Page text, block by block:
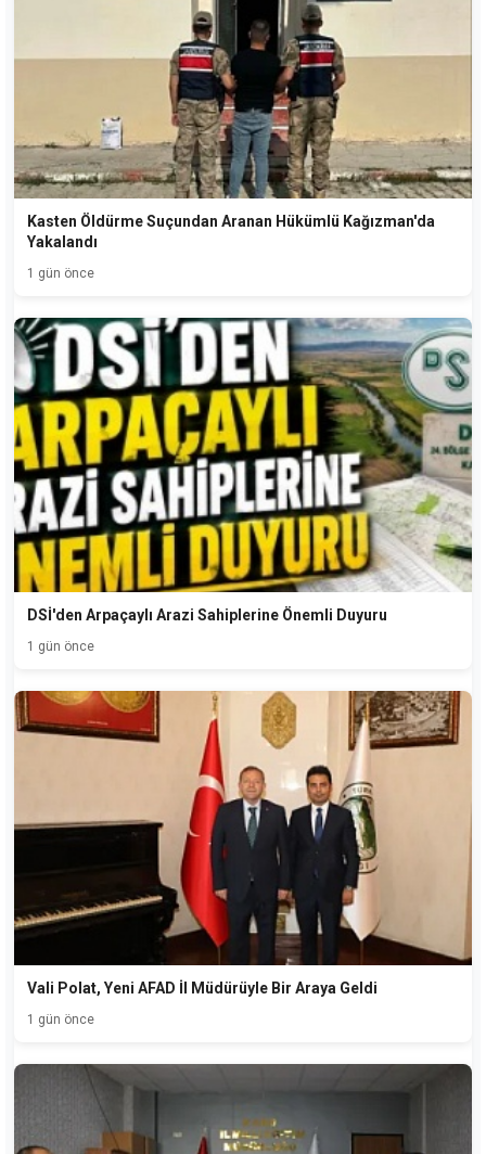
Kasten Öldürme Suçundan Aranan Hükümlü Kağızman'da
Yakalandı
1 gün önce
DSİ'den Arpaçaylı Arazi Sahiplerine Önemli Duyuru
1 gün önce
Vali Polat, Yeni AFAD İl Müdürüyle Bir Araya Geldi
1 gün önce